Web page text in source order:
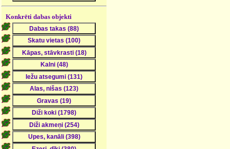
Konkrēti dabas objekti